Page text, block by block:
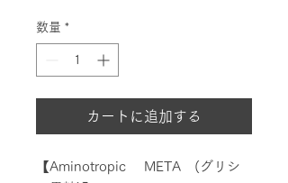
数量 *
カートに追加する
【Aminotropic META (グリシ